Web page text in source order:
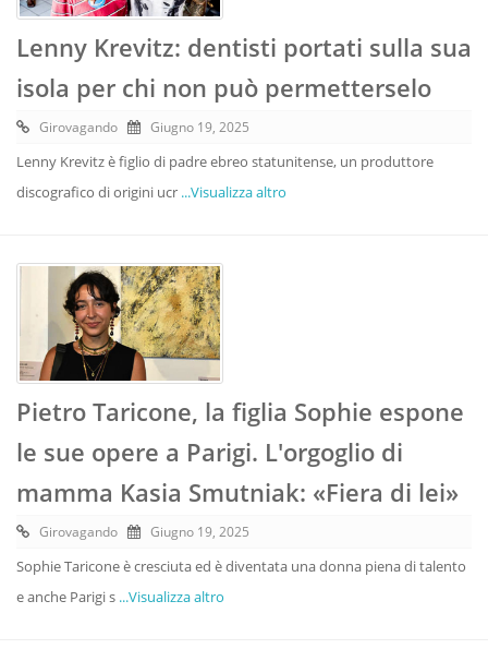
Lenny Krevitz: dentisti portati sulla sua
isola per chi non può permetterselo
Girovagando Giugno 19, 2025
Lenny Krevitz è figlio di padre ebreo statunitense, un produttore
discografico di origini ucr ...Visualizza altro
Pietro Taricone, la figlia Sophie espone
le sue opere a Parigi. L'orgoglio di
mamma Kasia Smutniak: «Fiera di lei»
Girovagando Giugno 19, 2025
Sophie Taricone è cresciuta ed è diventata una donna piena di talento
e anche Parigi s ...Visualizza altro